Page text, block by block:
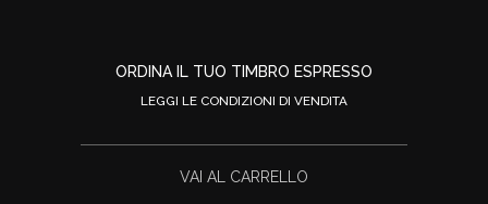
ORDINA IL TUO TIMBRO ESPRESSO
LEGGI LE CONDIZIONI DI VENDITA
VAI AL CARRELLO